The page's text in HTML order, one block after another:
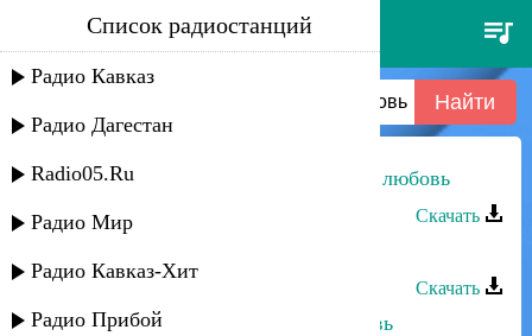
марина мустафаева - пойми
мою любовь
Список радиостанций
Радио Кавказ
Радио Дагестан
Radio05.Ru
Радио Мир
Радио Кавказ-Хит
Радио Прибой
Марина Мустафаева - Пойми мою любовь
Скачать
Скачать
Марина Мустафаева - Наша любовь